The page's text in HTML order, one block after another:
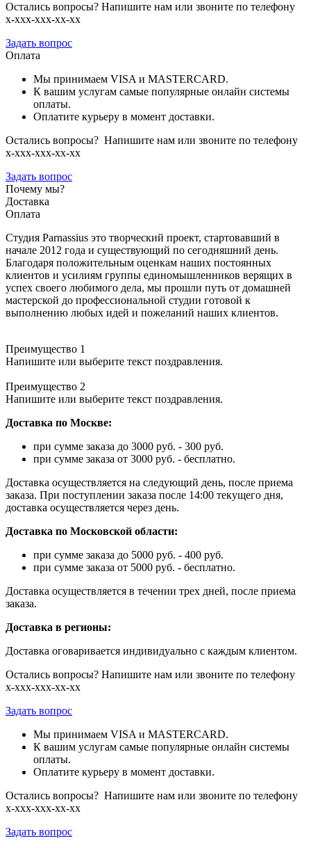
Остались вопросы? Напишите нам или звоните по телефону
х-ххх-ххх-хх-хх
Задать вопрос
Оплата
Мы принимаем VISA и MASTERCARD.
К вашим услугам самые популярные онлайн системы
оплаты.
Оплатите курьеру в момент доставки.
Остались вопросы? Напишите нам или звоните по телефону
х-ххх-ххх-хх-хх
Задать вопрос
Почему мы?
Доставка
Оплата
Студия Parnassius это творческий проект, стартовавший в
начале 2012 года и существующий по сегодняшний день.
Благодаря положительным оценкам наших постоянных
клиентов и усилиям группы единомышленников верящих в
успех своего любимого дела, мы прошли путь от домашней
мастерской до профессиональной студии готовой к
выполнению любых идей и пожеланий наших клиентов.
Преимущество 1
Напишите или выберите текст поздравления.
Преимущество 2
Напишите или выберите текст поздравления.
Доставка по Москве:
при сумме заказа до 3000 руб. - 300 руб.
при сумме заказа от 3000 руб. - бесплатно.
Доставка осуществляется на следующий день, после приема
заказа. При поступлении заказа после 14:00 текущего дня,
доставка осуществляется через день.
Доставка по Московской области:
при сумме заказа до 5000 руб. - 400 руб.
при сумме заказа от 5000 руб. - бесплатно.
Доставка осуществляется в течении трех дней, после приема
заказа.
Доставка в регионы:
Доставка оговаривается индивидуально с каждым клиентом.
Остались вопросы? Напишите нам или звоните по телефону
х-ххх-ххх-хх-хх
Задать вопрос
Мы принимаем VISA и MASTERCARD.
К вашим услугам самые популярные онлайн системы
оплаты.
Оплатите курьеру в момент доставки.
Остались вопросы? Напишите нам или звоните по телефону
х-ххх-ххх-хх-хх
Задать вопрос